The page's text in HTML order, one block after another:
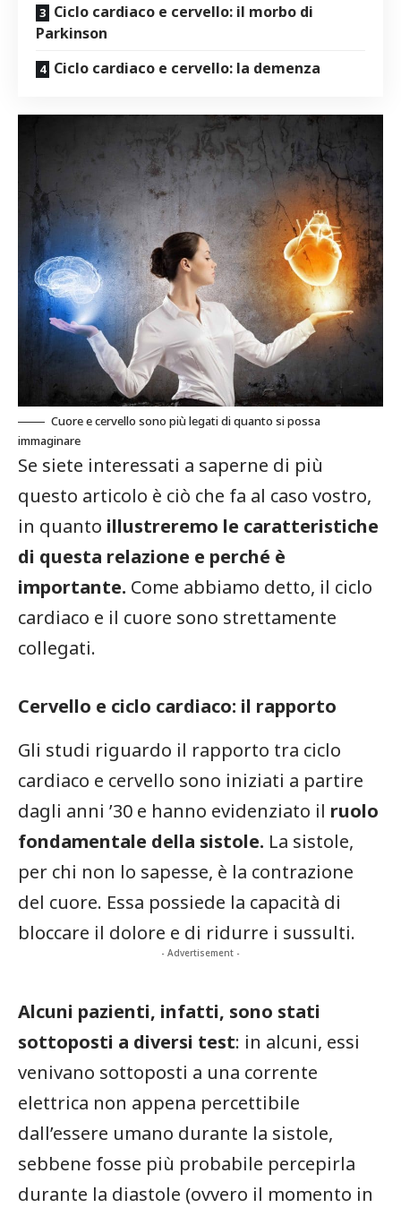
Ciclo cardiaco e cervello: il morbo di
Parkinson
Ciclo cardiaco e cervello: la demenza
Cuore e cervello sono più legati di quanto si possa
immaginare
Se siete interessati a saperne di più
questo articolo è ciò che fa al caso vostro,
in quanto illustreremo le caratteristiche
di questa relazione e perché è
importante. Come abbiamo detto, il ciclo
cardiaco e il cuore sono strettamente
collegati.
Cervello e ciclo cardiaco: il rapporto
Gli studi riguardo il rapporto tra ciclo
cardiaco e cervello sono iniziati a partire
dagli anni ’30 e hanno evidenziato il ruolo
fondamentale della sistole. La sistole,
per chi non lo sapesse, è la contrazione
del cuore. Essa possiede la capacità di
bloccare il dolore e di ridurre i sussulti.
- Advertisement -
Alcuni pazienti, infatti, sono stati
sottoposti a diversi test: in alcuni, essi
venivano sottoposti a una corrente
elettrica non appena percettibile
dall’essere umano durante la sistole,
sebbene fosse più probabile percepirla
durante la diastole (ovvero il momento in